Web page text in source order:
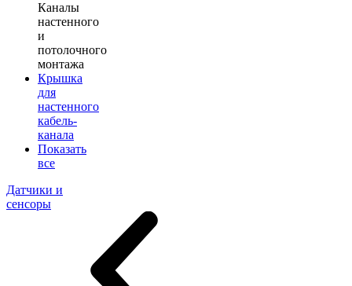
Каналы
настенного
и
потолочного
монтажа
Крышка
для
настенного
кабель-
канала
Показать
все
Датчики и
сенсоры